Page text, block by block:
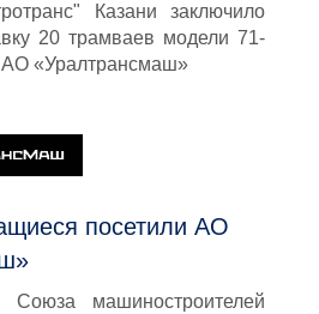
Казани заключило
20 трамваев модели 71-
АО «Уралтрансмаш»
посетили АО
машиностроителей